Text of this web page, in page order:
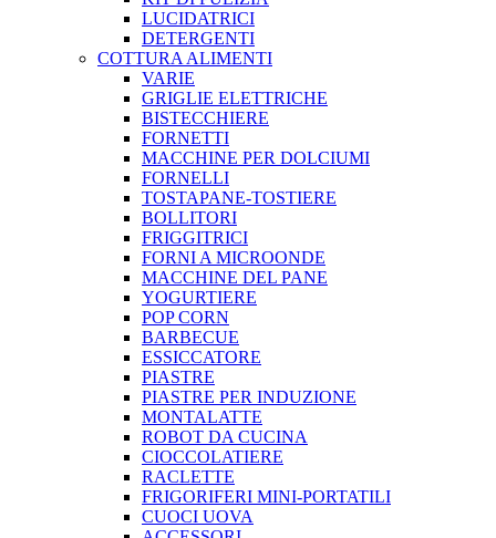
LUCIDATRICI
DETERGENTI
COTTURA ALIMENTI
VARIE
GRIGLIE ELETTRICHE
BISTECCHIERE
FORNETTI
MACCHINE PER DOLCIUMI
FORNELLI
TOSTAPANE-TOSTIERE
BOLLITORI
FRIGGITRICI
FORNI A MICROONDE
MACCHINE DEL PANE
YOGURTIERE
POP CORN
BARBECUE
ESSICCATORE
PIASTRE
PIASTRE PER INDUZIONE
MONTALATTE
ROBOT DA CUCINA
CIOCCOLATIERE
RACLETTE
FRIGORIFERI MINI-PORTATILI
CUOCI UOVA